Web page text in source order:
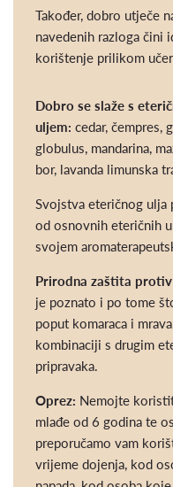
Također, dobro utječe
navedenih razloga čini
korištenje prilikom
Dobro se slaže s
uljem: cedar, čempres,
globulus, mandarina,
bor, lavanda limunska
Svojstva eteričnog ulja
od osnovnih eteričnih
svojem
Prirodna zaštita
je poznato i po tome
poput komaraca i
kombinaciji s drugim
pripravaka.
Oprez: Nemojte
mlađe od 6 godina te
preporučamo vam
vrijeme dojenja, kod